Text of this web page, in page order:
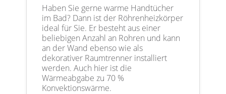
Haben Sie gerne warme Handtücher
im Bad? Dann ist der Röhrenheizkörper
ideal für Sie. Er besteht aus einer
beliebigen Anzahl an Rohren und kann
an der Wand ebenso wie als
dekorativer Raumtrenner installiert
werden. Auch hier ist die
Wärmeabgabe zu 70 %
Konvektionswärme.